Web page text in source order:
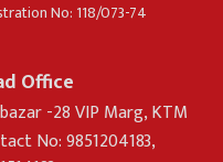
No: 118/073-74
Office
-28 VIP Marg, KTM
No: 9851204183,